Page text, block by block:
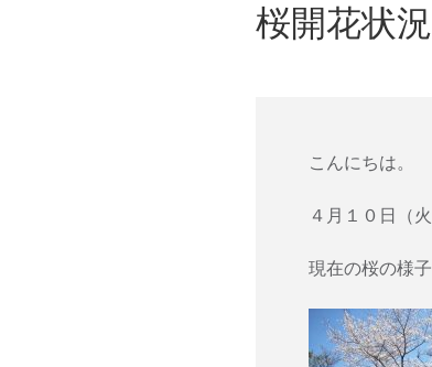
桜開花状
こんにちは。
４月１０日（
現在の桜の様